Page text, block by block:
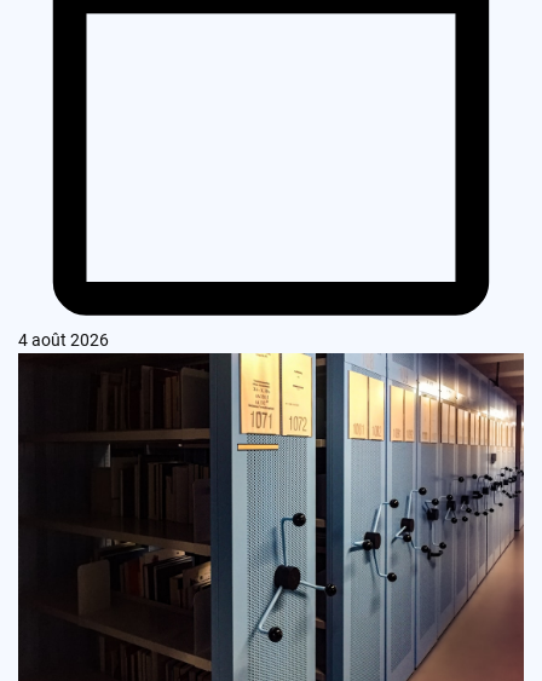
4 août 2026